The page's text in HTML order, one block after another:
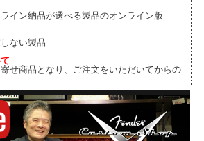
イン納品が選べる製品のオンライン版
ない製品
せ商品となり、ご注文をいただいてからの